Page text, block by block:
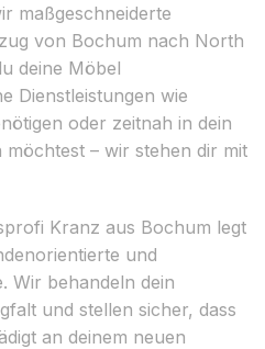
maßgeschneiderte
von Bochum nach North
deine Möbel
Dienstleistungen wie
oder zeitnah in dein
möchtest – wir stehen dir mit
Kranz aus Bochum legt
und
Wir behandeln dein
und stellen sicher, dass
an deinem neuen